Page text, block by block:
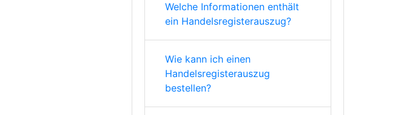
Welche Informationen enthält
ein Handelsregisterauszug?
Wie kann ich einen
Handelsregisterauszug
bestellen?